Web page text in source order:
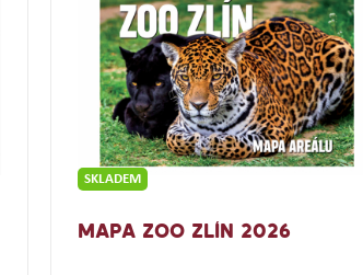
SKLADEM
MAPA ZOO ZLÍN 2026